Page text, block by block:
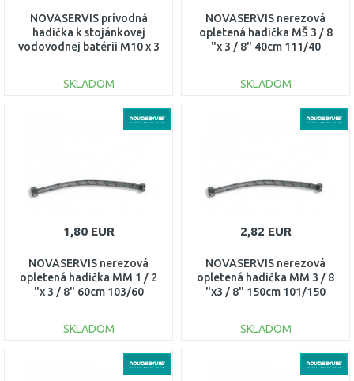
NOVASERVIS prívodná
hadička k stojánkovej
vodovodnej batérii M10 x 3
SKLADOM
NOVASERVIS nerezová
opletená hadička MŠ 3 / 8
"x 3 / 8" 40cm 111/40
SKLADOM
1,80 EUR
NOVASERVIS nerezová
opletená hadička MM 1 / 2
"x 3 / 8" 60cm 103/60
SKLADOM
2,82 EUR
NOVASERVIS nerezová
opletená hadička MM 3 / 8
"x3 / 8" 150cm 101/150
SKLADOM